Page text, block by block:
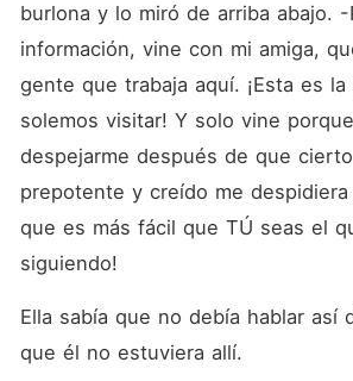
burlona y lo miró de arriba abajo. -
información, vine con mi amiga,
gente que trabaja aquí. ¡Esta es
solemos visitar! Y solo vine
despejarme después de que
prepotente y creído me despidiera
que es más fácil que TÚ seas el
siguiendo!
Ella sabía que no debía hablar así
que él no estuviera allí.